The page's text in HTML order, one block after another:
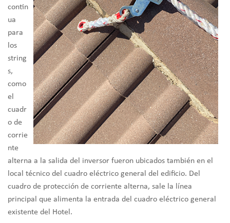
contin
ua
para
los
string
s,
como
el
cuadr
o de
corrie
nte
alterna a la salida del inversor fueron ubicados también en el
local técnico del cuadro eléctrico general del edificio. Del
cuadro de protección de corriente alterna, sale la línea
principal que alimenta la entrada del cuadro eléctrico general
existente del Hotel.